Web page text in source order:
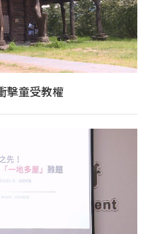
擊童受教權